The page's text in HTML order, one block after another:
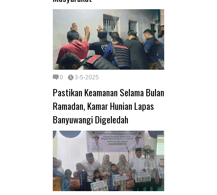
0 3-5-2025
Pastikan Keamanan Selama Bulan
Ramadan, Kamar Hunian Lapas
Banyuwangi Digeledah